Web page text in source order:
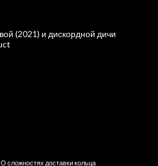
(2021) и дискордной дичи
сложностях доставки кольца